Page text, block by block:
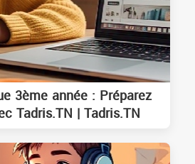
3ème année : Préparez
Tadris.TN | Tadris.TN